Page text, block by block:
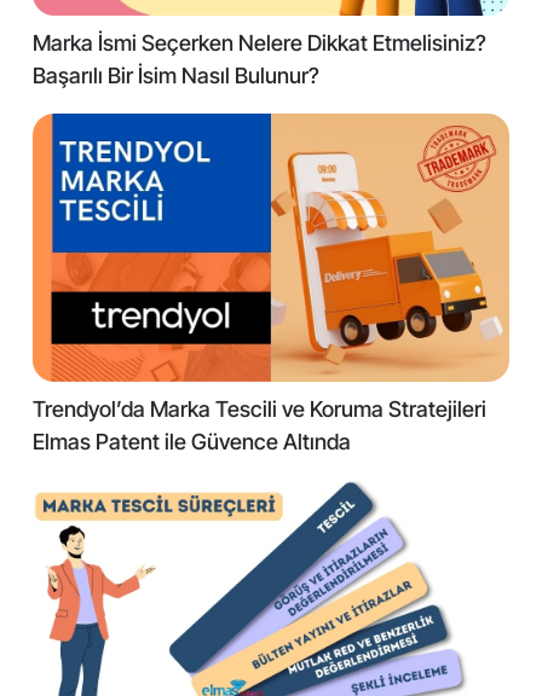
Marka İsmi Seçerken Nelere Dikkat Etmelisiniz?
Başarılı Bir İsim Nasıl Bulunur?
Trendyol’da Marka Tescili ve Koruma Stratejileri
Elmas Patent ile Güvence Altında